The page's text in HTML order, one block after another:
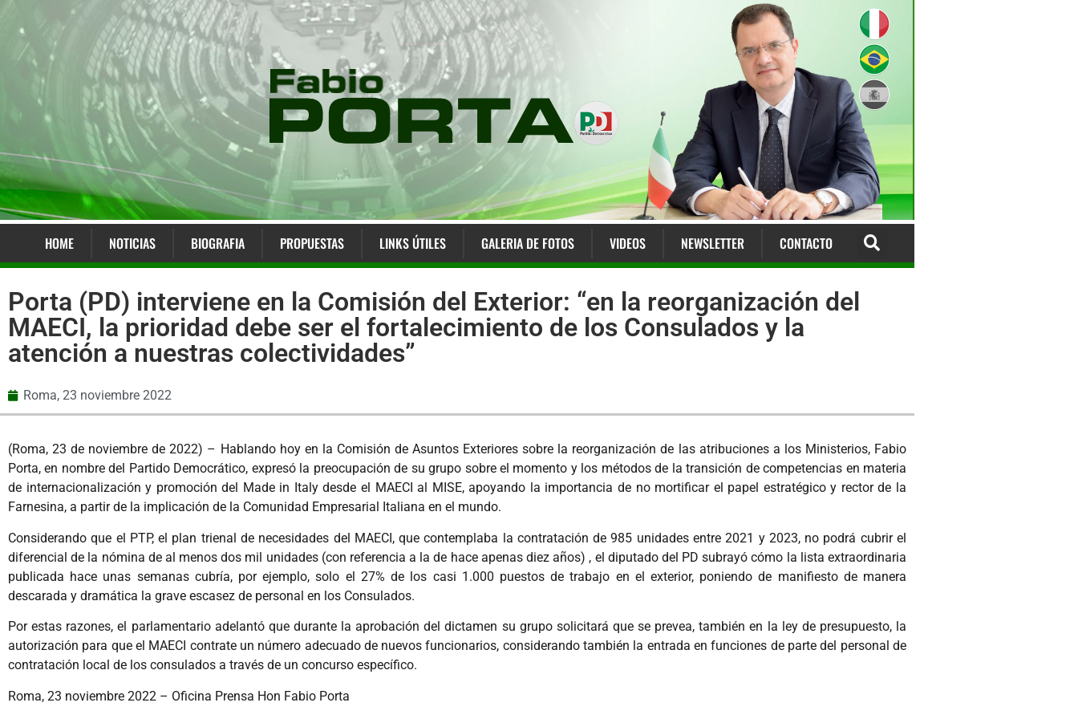
HOME NOTICIAS BIOGRAFIA PROPUESTAS LINKS ÚTILES GALERIA DE FOTOS VIDEOS NEWSLETTER CONTACTO
Porta (PD) interviene en la Comisión del Exterior: “en la reorganización del
MAECI, la prioridad debe ser el fortalecimiento de los Consulados y la
atención a nuestras colectividades”
Roma, 23 noviembre 2022
(Roma, 23 de noviembre de 2022) – Hablando hoy en la Comisión de Asuntos Exteriores sobre la reorganización de las atribuciones a los Ministerios, Fabio
Porta, en nombre del Partido Democrático, expresó la preocupación de su grupo sobre el momento y los métodos de la transición de competencias en materia
de internacionalización y promoción del Made in Italy desde el MAECI al MISE, apoyando la importancia de no mortificar el papel estratégico y rector de la
Farnesina, a partir de la implicación de la Comunidad Empresarial Italiana en el mundo.
Considerando que el PTP, el plan trienal de necesidades del MAECI, que contemplaba la contratación de 985 unidades entre 2021 y 2023, no podrá cubrir el
diferencial de la nómina de al menos dos mil unidades (con referencia a la de hace apenas diez años) , el diputado del PD subrayó cómo la lista extraordinaria
publicada hace unas semanas cubría, por ejemplo, solo el 27% de los casi 1.000 puestos de trabajo en el exterior, poniendo de manifiesto de manera
descarada y dramática la grave escasez de personal en los Consulados.
Por estas razones, el parlamentario adelantó que durante la aprobación del dictamen su grupo solicitará que se prevea, también en la ley de presupuesto, la
autorización para que el MAECI contrate un número adecuado de nuevos funcionarios, considerando también la entrada en funciones de parte del personal de
contratación local de los consulados a través de un concurso específico.
Roma, 23 noviembre 2022 – Oficina Prensa Hon Fabio Porta